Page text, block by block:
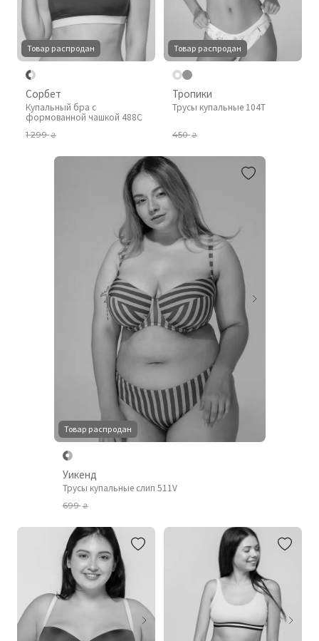
Товар распродан
Сорбет
Купальный бра с
формованной чашкой 488C
1 299₴
Товар распродан
Тропики
Трусы купальные 104T
450₴
Товар распродан
Уикенд
Трусы купальные слип 511V
699₴